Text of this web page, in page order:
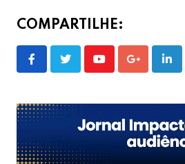
COMPARTILHE:
YoutubeGoogle+